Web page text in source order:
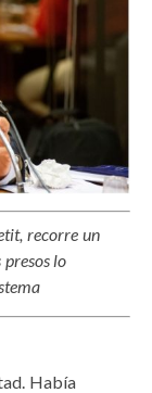
recorre un
lo
Había